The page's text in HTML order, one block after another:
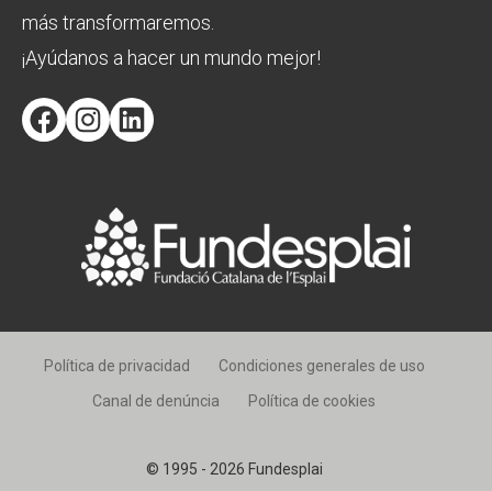
más transformaremos.
¡Ayúdanos a hacer un mundo mejor!
FacebookInstagram
LinkedIn
© 1995 - 2026 Fundesplai
Política de privacidad
Condiciones generales de uso
Canal de denúncia
Política de cookies